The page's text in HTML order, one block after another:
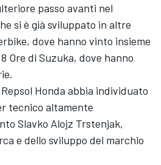
passo avanti nel
si è già sviluppato in altre
dove hanno vinto insieme
Ore di Suzuka, dove hanno
Honda abbia individuato
tecnico altamente
Slavko Alojz Trstenjak,
e dello sviluppo del marchio